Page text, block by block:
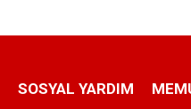
SOSYAL YARDIM